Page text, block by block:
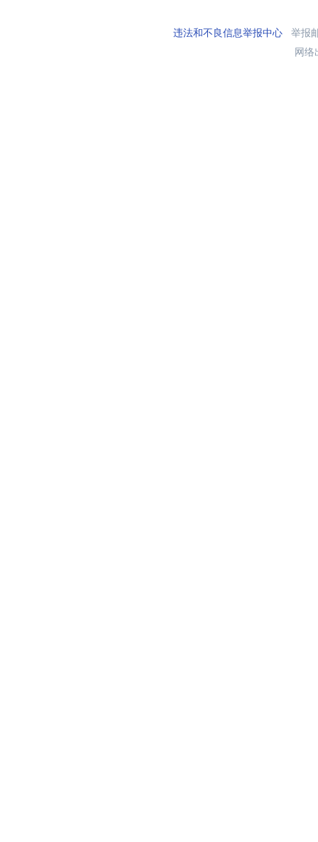
违法和不良信息举报中心举报
网